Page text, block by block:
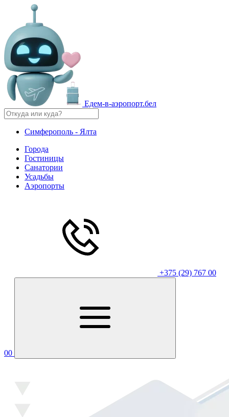
Едем-в-аэропорт.бел
Симферополь - Ялта
Города
Гостиницы
Санатории
Усадьбы
Аэропорты
+375 (29) 767 00
00